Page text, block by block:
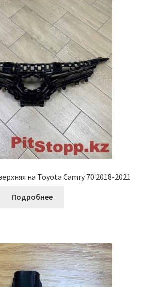
на Toyota Camry 70 2018-2021
Подробнее